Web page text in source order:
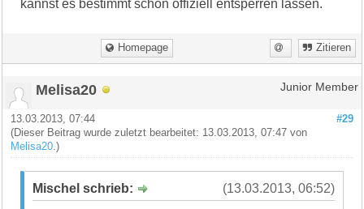
kannst es bestimmt schon offiziell entsperren lassen.
Homepage Zitieren
Melisa20 Junior Member
#29
13.03.2013, 07:44
(Dieser Beitrag wurde zuletzt bearbeitet: 13.03.2013, 07:47 von
Melisa20 .)
(13.03.2013, 06:52)
Mischel schrieb: